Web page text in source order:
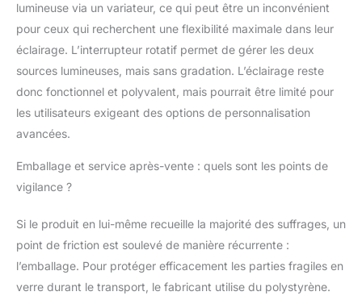
lumineuse via un variateur, ce qui peut être un inconvénient
pour ceux qui recherchent une flexibilité maximale dans leur
éclairage. L’interrupteur rotatif permet de gérer les deux
sources lumineuses, mais sans gradation. L’éclairage reste
donc fonctionnel et polyvalent, mais pourrait être limité pour
les utilisateurs exigeant des options de personnalisation
avancées.
Emballage et service après-vente : quels sont les points de
vigilance ?
Si le produit en lui-même recueille la majorité des suffrages, un
point de friction est soulevé de manière récurrente :
l’emballage. Pour protéger efficacement les parties fragiles en
verre durant le transport, le fabricant utilise du polystyrène.